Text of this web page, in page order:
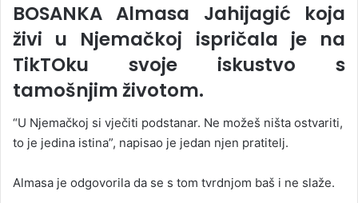
BOSANKA Almasa Jahijagić koja
živi u Njemačkoj ispričala je na
TikTOku svoje iskustvo s
tamošnjim životom.
“U Njemačkoj si vječiti podstanar. Ne možeš ništa ostvariti,
to je jedina istina”, napisao je jedan njen pratitelj.
Almasa je odgovorila da se s tom tvrdnjom baš i ne slaže.